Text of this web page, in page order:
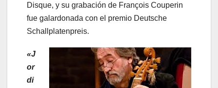
Disque, y su grabación de François Couperin
fue galardonada con el premio Deutsche
Schallplatenpreis.
«J
or
di